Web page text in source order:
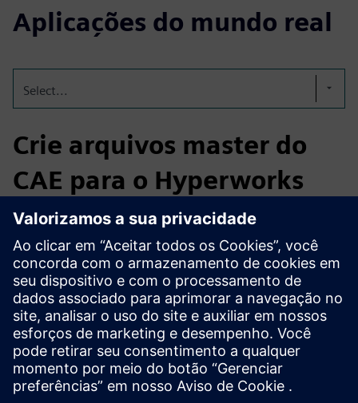
Aplicações do mundo real
Select...
Crie arquivos master do
CAE para o Hyperworks
Desafio: Exportar arquivos de material prontos para o CAE
diretamente para o HyperWorks.
Solução: selecione materiais do CAE Grid e exporte
arquivos de material mestre para o HyperWorks com dois
cliques.
Resultado: os materiais podem ser atribuídos
instantaneamente às peças, prontos para a análise do
solucionador.